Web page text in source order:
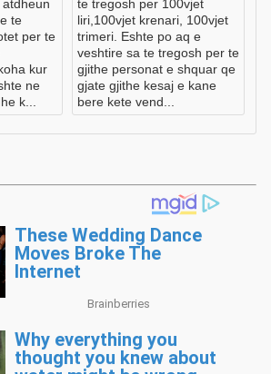
te
per te
kur
ne
k...
te tregosh per 100vjet
liri,100vjet krenari, 100vjet
trimeri. Eshte po aq e
veshtire sa te tregosh per te
gjithe personat e shquar qe
gjate gjithe kesaj e kane
bere kete vend...